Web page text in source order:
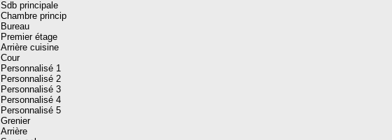
Sdb principale
Chambre princip
Bureau
Premier étage
Arrière cuisine
Cour
Personnalisé 1
Personnalisé 2
Personnalisé 3
Personnalisé 4
Personnalisé 5
Grenier
Arrière